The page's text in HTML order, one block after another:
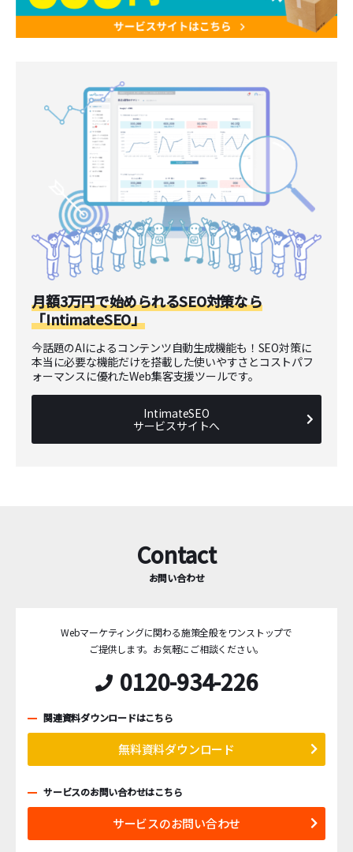
月額3万円で始められるSEO対策なら
「IntimateSEO」
今話題のAIによるコンテンツ自動生成機能も！SEO対策に
本当に必要な機能だけを搭載した使いやすさとコストパフ
ォーマンスに優れたWeb集客支援ツールです。
IntimateSEO
サービスサイトへ
Contact
お問い合わせ
Webマーケティングに関わる施策全般をワンストップで
ご提供します。 お気軽にご相談ください。
0120-934-226
関連資料ダウンロードはこちら
無料資料ダウンロード
サービスのお問い合わせはこちら
サービスのお問い合わせ